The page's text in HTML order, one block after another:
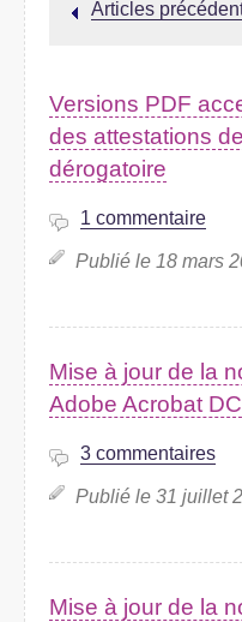
Articles
Versions PDF
des attestations
dérogatoire
1 commentaire
Publié le 18 mars
Mise à jour de la
Adobe Acrobat DC
3 commentaires
Publié le 31 juillet
Mise à jour de la